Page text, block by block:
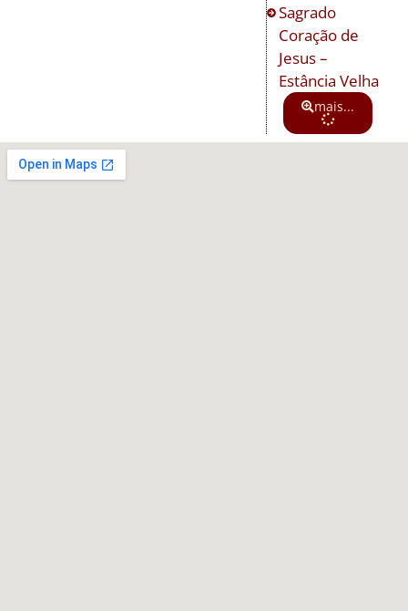
Sagrado
Coração de
Jesus –
Estância Velha
mais...